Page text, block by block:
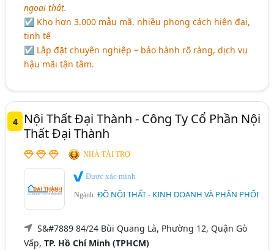
ngoại thất.
☑ Kho hơn 3.000 mẫu mã, nhiều phong cách hiện đại,
tinh tế
☑ Lắp đặt chuyên nghiệp – bảo hành rõ ràng, dịch vụ
hậu mãi tận tâm.
4
Nội Thất Đại Thành - Công Ty Cổ Phần Nội
Thất Đại Thành
NHÀ TÀI TRỢ
Được xác minh
Ngành:ĐỒ NỘI THẤT - KINH DOANH VÀ PHÂN PHỐI
S&#7889 84/24 Bùi Quang Là, Phường 12, Quận Gò
Vấp,TP. Hồ Chí Minh (TPHCM)